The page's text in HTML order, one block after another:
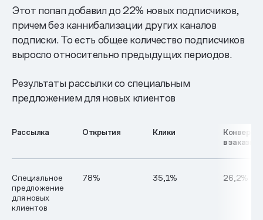
Этот попап добавил до 22% новых подписчиков,
причем без каннибализации других каналов
подписки. То есть общее количество подписчиков
выросло относительно предыдущих периодов.
Результаты рассылки со специальным
предложением для новых клиентов
Рассылка Открытия Клики
в заказы
Специальное
предложение
для новых
клиентов
78% 35,1% 26,2%